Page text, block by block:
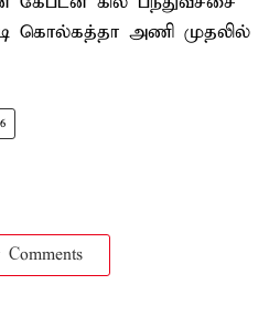
கொல்கத்தா அணி முதலில்
Comments